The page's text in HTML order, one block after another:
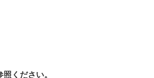
ください。